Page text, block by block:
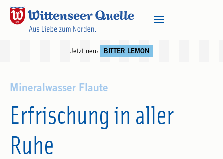
Jetzt neu: BITTER LEMON
Mineralwasser Flaute
Erfrischung in aller
Ruhe